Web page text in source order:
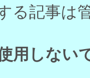
る記事は
用しない